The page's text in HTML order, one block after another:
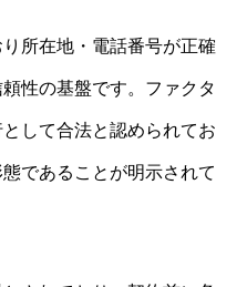
所在地・電話番号が正確
性の基盤です。ファクタ
して合法と認められてお
であることが明示されて